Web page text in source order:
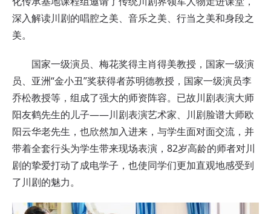
深入解读川剧的唱腔之美、音乐之美、行当之美和身段之
美。
国家一级演员、梅花奖得主肖得美教授，国家一级演
员、亚洲“金小丑”奖获得者苏明德教授，国家一级演员李
乔松教授等，组成了强大的师资阵容。已故川剧表演大师
阳友鹤先生的儿子——川剧表演艺术家、川剧脸谱大师欧
阳云华老先生，也欣然加入进来，与学生面对面交流，并
带着全套行头为学生带来现场表演，82岁高龄的师者对川
剧的挚爱打动了成电学子，也使同学们更加直观地感受到
了川剧的魅力。